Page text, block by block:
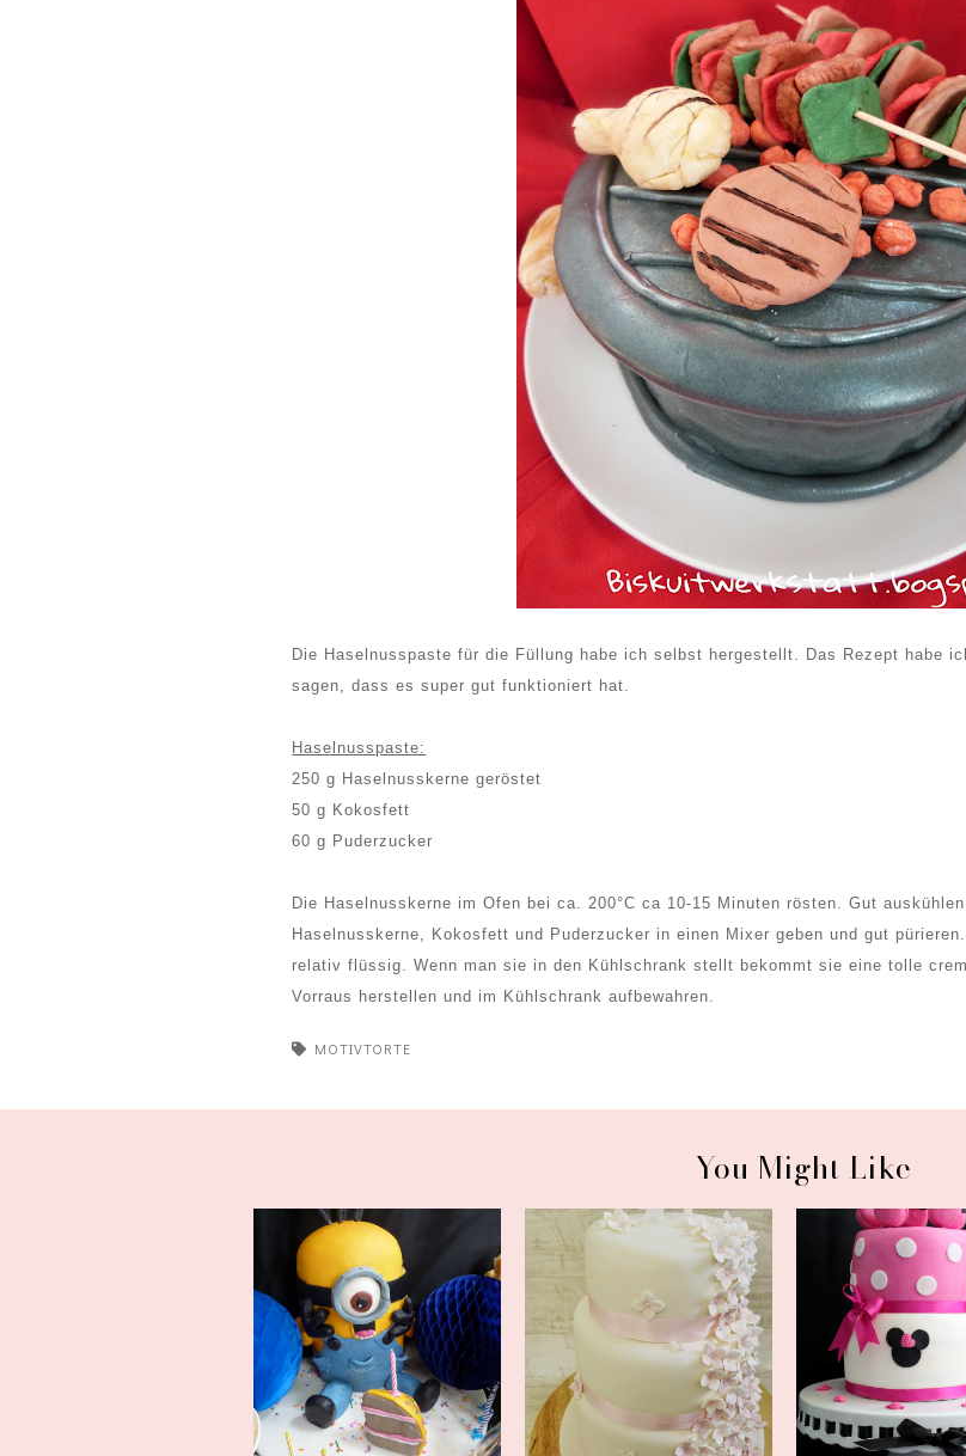
Die Haselnusspaste für die Füllung habe ich selbst hergestellt. Das Rezept habe
sagen, dass es super gut funktioniert hat.
Haselnusspaste:
250 g Haselnusskerne geröstet
50 g Kokosfett
60 g Puderzucker
Die Haselnusskerne im Ofen bei ca. 200°C ca 10-15 Minuten rösten. Gut
Haselnusskerne, Kokosfett und Puderzucker in einen Mixer geben und gut
relativ flüssig. Wenn man sie in den Kühlschrank stellt bekommt sie eine tolle
Vorraus herstellen und im Kühlschrank aufbewahren.
MOTIVTORTE
You Might Like
Riesengroße Minions-Party-
Sause [Sw...
dreistöckige Hochzeitstorte in
weiß...
Minnie Maus
Minnie Maus